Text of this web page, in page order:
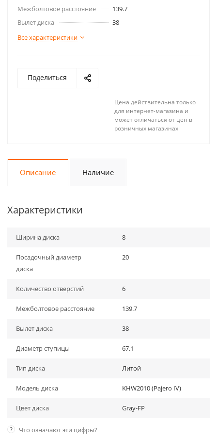
Межболтовое расстояние
139.7
Вылет диска
38
Все характеристики
Поделиться
Цена действительна только
для интернет-магазина и
может отличаться от цен в
розничных магазинах
Описание Наличие
Характеристики
Ширина диска 8
Посадочный диаметр
диска
20
Количество отверстий 6
Межболтовое расстояние 139.7
Вылет диска 38
Диаметр ступицы 67.1
Тип диска Литой
Модель диска KHW2010 (Pajero IV)
Цвет диска Gray-FP
? Что означают эти цифры?